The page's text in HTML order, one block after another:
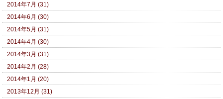
2014年7月 (31)
2014年6月 (30)
2014年5月 (31)
2014年4月 (30)
2014年3月 (31)
2014年2月 (28)
2014年1月 (20)
2013年12月 (31)